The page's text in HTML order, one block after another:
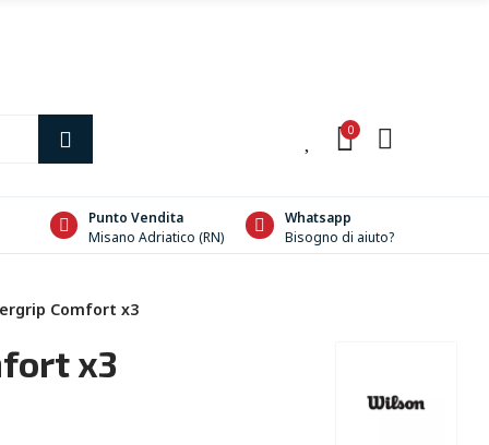
0
Punto Vendita
Misano Adriatico (RN)
Whatsapp
Bisogno di aiuto?
Comfort x3
x3